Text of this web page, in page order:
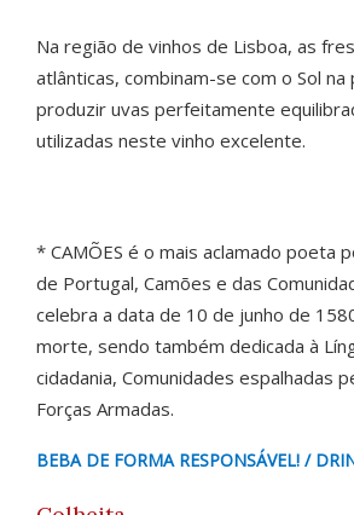
Na região de vinhos de Lisboa, as
atlânticas, combinam-se com o Sol na
produzir uvas perfeitamente
utilizadas neste vinho excelente.
* CAMÕES é o mais aclamado poeta
de Portugal, Camões e das
celebra a data de 10 de junho de
morte, sendo também dedicada à
cidadania, Comunidades espalhadas
Forças Armadas.
BEBA DE FORMA RESPONSÁVEL! /